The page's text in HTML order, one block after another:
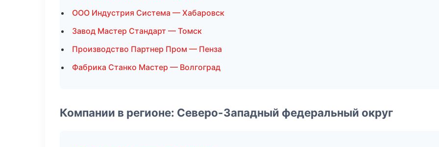
ООО Индустрия Система — Хабаровск
Завод Мастер Стандарт — Томск
Производство Партнер Пром — Пенза
Фабрика Станко Мастер — Волгоград
Компании в регионе: Северо-Западный федеральный округ